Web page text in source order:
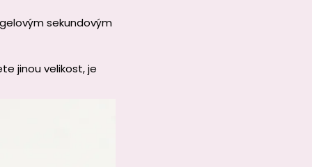
sekundovým
jinou velikost, je